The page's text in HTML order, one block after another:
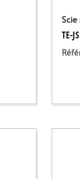
Scie
TE-